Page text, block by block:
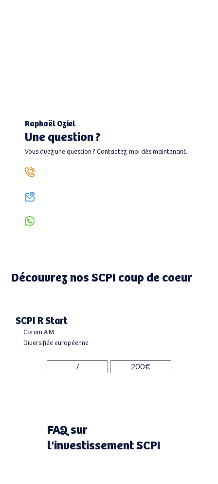
Découvrez nos SCPI coup de coeur
SCPI R Start
Corum AM
Diversifiée européenne
/ 200€
FAQ sur
l'investissement SCPI
Raphaël Oziel
Une question ?
Vous avez une question ? Contactez-moi dès maintenant.